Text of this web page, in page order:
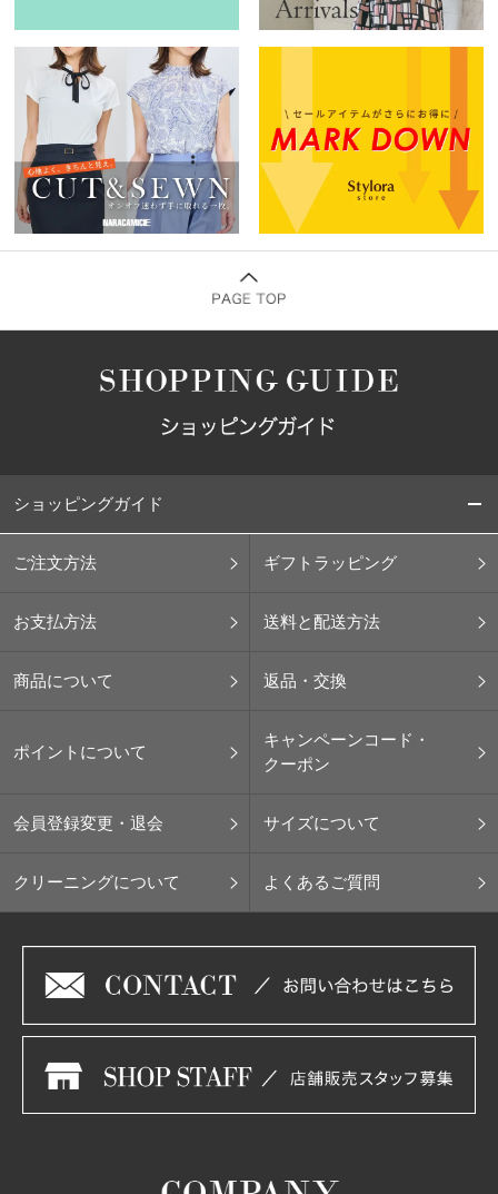
ショッピングガイド
ご注文方法 ギフトラッピング
お支払方法 送料と配送方法
商品について 返品・交換
ポイントについて
キャンペーンコード・
クーポン
会員登録変更・退会 サイズについて
クリーニングについて よくあるご質問